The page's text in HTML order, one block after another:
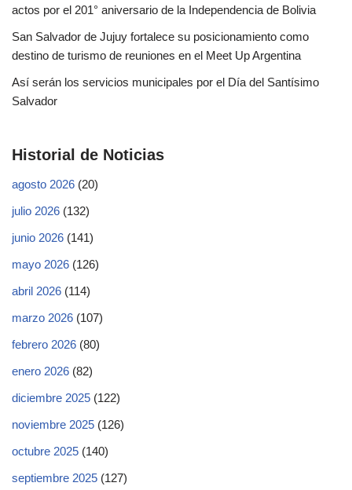
actos por el 201° aniversario de la Independencia de Bolivia
San Salvador de Jujuy fortalece su posicionamiento como
destino de turismo de reuniones en el Meet Up Argentina
Así serán los servicios municipales por el Día del Santísimo
Salvador
Historial de Noticias
agosto 2026 (20)
julio 2026 (132)
junio 2026 (141)
mayo 2026 (126)
abril 2026 (114)
marzo 2026 (107)
febrero 2026 (80)
enero 2026 (82)
diciembre 2025 (122)
noviembre 2025 (126)
octubre 2025 (140)
septiembre 2025 (127)